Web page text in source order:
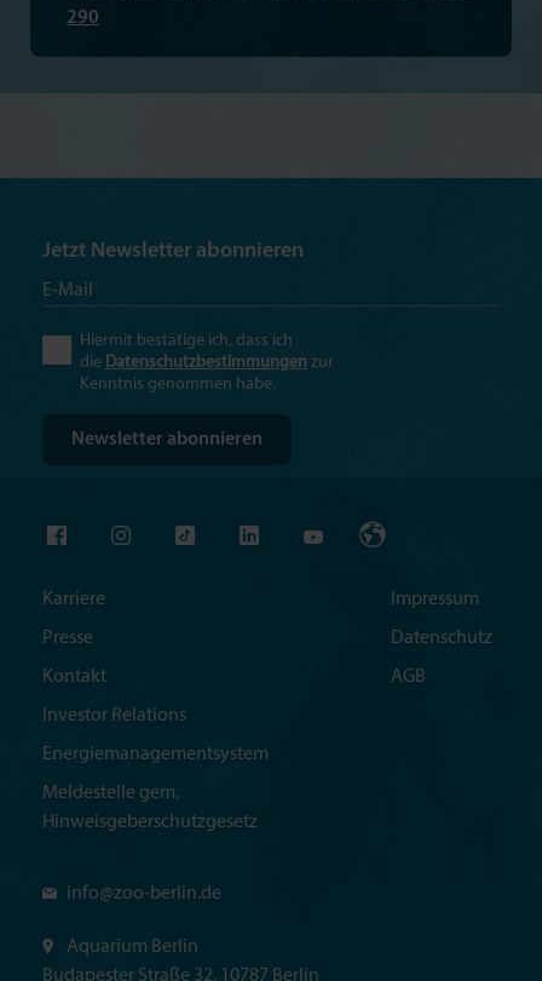
290
Karriere
Presse
Kontakt
Investor Relations
Energiemanagementsystem
Meldestelle gem.
Hinweisgeberschutzgesetz
Impressum
Datenschutz
AGB
info@zoo-berlin.de
Aquarium Berlin
Budapester Straße 32, 10787 Berlin
Jetzt Newsletter abonnieren
Hiermit bestätige ich, dass ich
die Datenschutzbestimmungen zur
Kenntnis genommen habe.